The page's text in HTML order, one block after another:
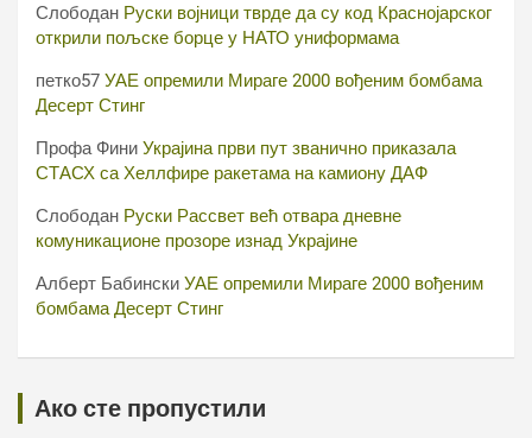
Слободан Руски војници тврде да су код Краснојарског
открили пољске борце у НАТО униформама
петко57 УАЕ опремили Мираге 2000 вођеним бомбама
Десерт Стинг
Профа Фини Украјина први пут званично приказала
СТАСХ са Хеллфире ракетама на камиону ДАФ
Слободан Руски Рассвет већ отвара дневне
комуникационе прозоре изнад Украјине
Алберт Бабински УАЕ опремили Мираге 2000 вођеним
бомбама Десерт Стинг
Ако сте пропустили